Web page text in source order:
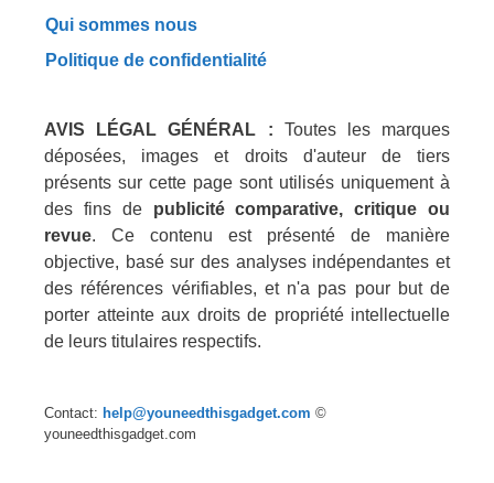
Qui sommes nous
Politique de confidentialité
AVIS LÉGAL GÉNÉRAL : Toutes les marques
déposées, images et droits d'auteur de tiers
présents sur cette page sont utilisés uniquement à
des fins de publicité comparative, critique ou
revue. Ce contenu est présenté de manière
objective, basé sur des analyses indépendantes et
des références vérifiables, et n'a pas pour but de
porter atteinte aux droits de propriété intellectuelle
de leurs titulaires respectifs.
Contact: help@youneedthisgadget.com ©
youneedthisgadget.com